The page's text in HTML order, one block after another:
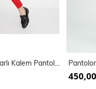
On Cepi Fermuarlı Kalem Pantolon | Pnt19007
450,00